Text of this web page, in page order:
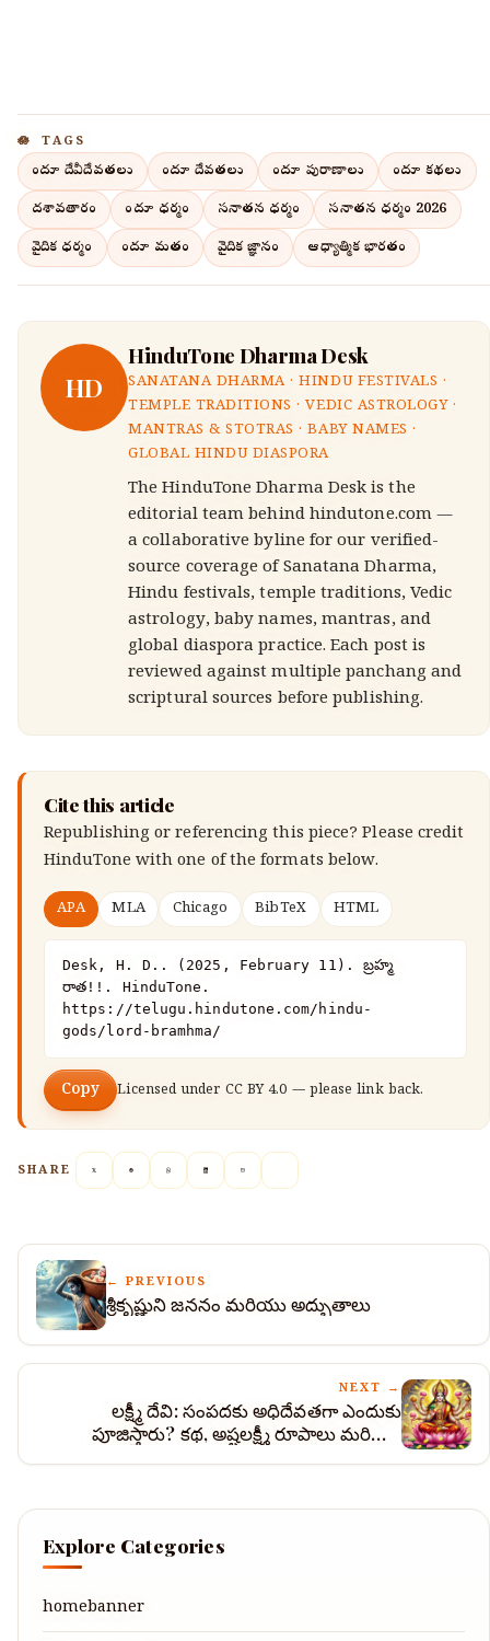
TAGS
హిందూ దేవీదేవతలు హిందూ దేవతలు హిందూ పురాణాలు హిందూ కథలు
దశావతారం హిందూ ధర్మం సనాతన ధర్మం సనాతన ధర్మం 2026
వైదిక ధర్మం హిందూ మతం వైదిక జ్ఞానం ఆధ్యాత్మిక భారతం
HD
HinduTone Dharma Desk
SANATANA DHARMA · HINDU FESTIVALS ·
TEMPLE TRADITIONS · VEDIC ASTROLOGY ·
MANTRAS & STOTRAS · BABY NAMES ·
GLOBAL HINDU DIASPORA
The HinduTone Dharma Desk is the
editorial team behind hindutone.com —
a collaborative byline for our verified-
source coverage of Sanatana Dharma,
Hindu festivals, temple traditions, Vedic
astrology, baby names, mantras, and
global diaspora practice. Each post is
reviewed against multiple panchang and
scriptural sources before publishing.
Cite this article
Republishing or referencing this piece? Please credit
HinduTone with one of the formats below.
APA MLA Chicago BibTeX HTML
Desk, H. D.. (2025, February 11). బ్రహ్మ
రాత!!. HinduTone.
https://telugu.hindutone.com/hindu-
gods/lord-bramhma/
Copy Licensed under CC BY 4.0 — please link back.
SHARE
← PREVIOUS
శ్రీకృష్ణుని జననం మరియు అద్భుతాలు
NEXT →
లక్ష్మీ దేవి: సంపదకు అధిదేవతగా ఎందుకు
పూజిస్తారు? కథ, అష్టలక్ష్మీ రూపాలు మరియు
Explore Categories
homebanner